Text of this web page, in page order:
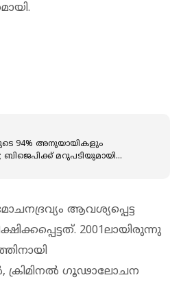
94% അനുയായികളും
ബിജെപിക്ക് മറുപടിയുമായി
ആവശ്യപ്പെട്ട
2001ലായിരുന്നു
ക്രിമിനൽ ഗൂഢാലോചന